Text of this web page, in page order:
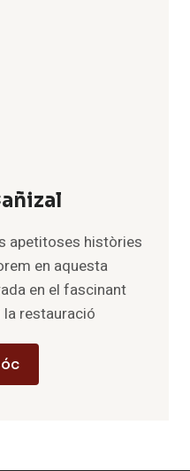
apetitoses històries
en aquesta
en el fascinant
restauració